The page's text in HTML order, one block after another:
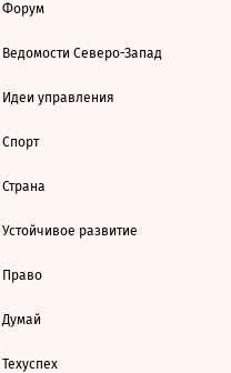
Форум
Ведомости Северо-Запад
Идеи управления
Спорт
Страна
Устойчивое развитие
Право
Думай
Техуспех